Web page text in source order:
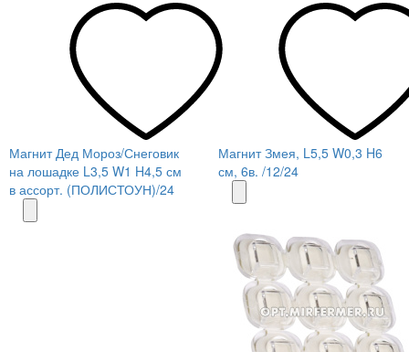
Магнит Дед Мороз/Снеговик
на лошадке L3,5 W1 H4,5 см
в ассорт. (ПОЛИСТОУН)/24
Магнит Змея, L5,5 W0,3 H6
см, 6в. /12/24